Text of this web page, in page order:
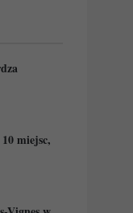
miejsc,